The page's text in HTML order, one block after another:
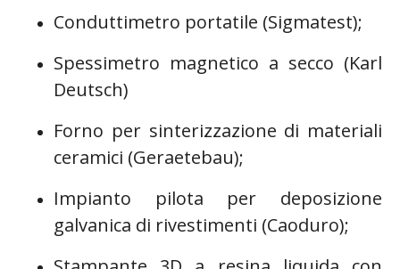
Conduttimetro portatile (Sigmatest);
Spessimetro magnetico a secco (Karl
Deutsch)
Forno per sinterizzazione di materiali
ceramici (Geraetebau);
Impianto pilota per deposizione
galvanica di rivestimenti (Caoduro);